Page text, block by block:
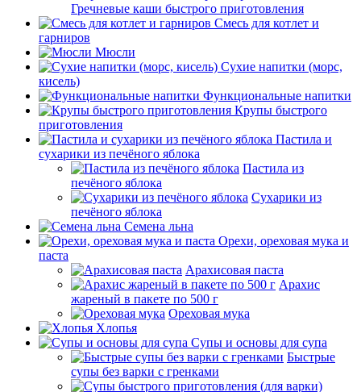
Гречневые каши быстрого приготовления
Смесь для котлет и
гарниров
Мюсли
Сухие напитки (морс,
кисель)
Функциональные напитки
Крупы быстрого
приготовления
Пастила и
сухарики из печёного яблока
Пастила из
печёного яблока
Сухарики из
печёного яблока
Семена льна
Орехи, ореховая мука и
паста
Арахисовая паста
Арахис
жареный в пакете по 500 г
Ореховая мука
Хлопья
Супы и основы для супа
Быстрые
супы без варки с гренками